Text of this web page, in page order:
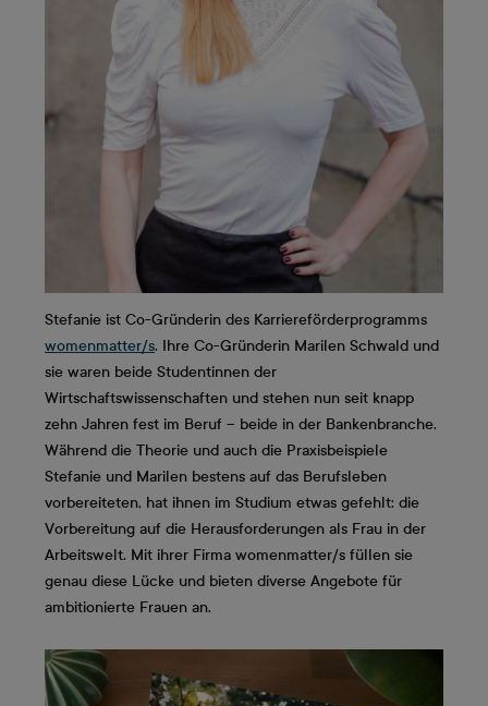
Stefanie ist Co-Gründerin des Karriereförderprogramms
womenmatter/s. Ihre Co-Gründerin Marilen Schwald und
sie waren beide Studentinnen der
Wirtschaftswissenschaften und stehen nun seit knapp
zehn Jahren fest im Beruf – beide in der Bankenbranche.
Während die Theorie und auch die Praxisbeispiele
Stefanie und Marilen bestens auf das Berufsleben
vorbereiteten, hat ihnen im Studium etwas gefehlt: die
Vorbereitung auf die Herausforderungen als Frau in der
Arbeitswelt. Mit ihrer Firma womenmatter/s füllen sie
genau diese Lücke und bieten diverse Angebote für
ambitionierte Frauen an.